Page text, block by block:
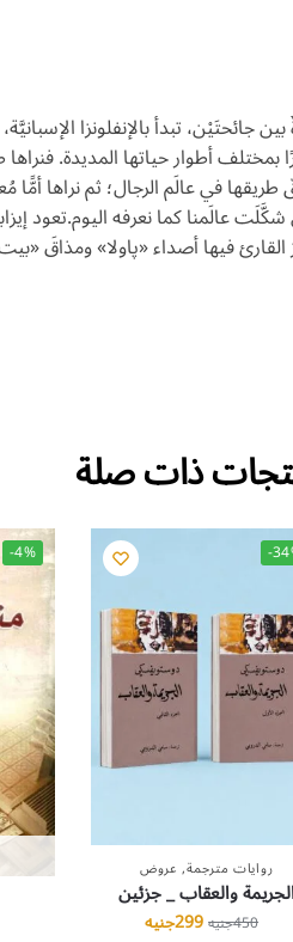
بين جائحتَيْن، تبدأ بالإنفلونزا
بمختلف أطوار حياتها المديدة.
في عالَم الرجال؛ ثم نراها
شكَّلَت عالَمنا كما نعرفه اليوم.تعود
القارئ فيها أصداء «پاولا» ومذاقَ
ذات صلة
-
روايات مترجمة, عروض
والعقاب _ جزئين
450جنيه299جنيه
-4%